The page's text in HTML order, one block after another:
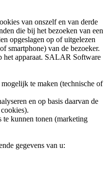
van onszelf en van derde
die bij het bezoeken van een
opgeslagen op of uitgelezen
smartphone) van de bezoeker.
het apparaat. SALAR Software
te maken (technische of
en op basis daarvan de
te kunnen tonen (marketing
gegevens van u: